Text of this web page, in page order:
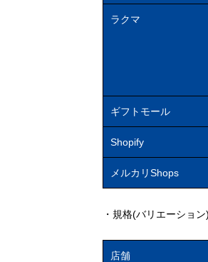
ラクマ
ギフトモール
Shopify
メルカリShops
・規格(バリエーショ
店舗